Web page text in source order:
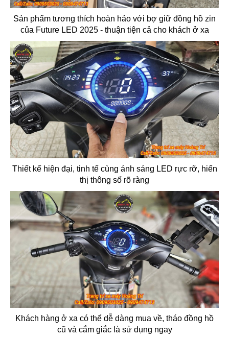
Sản phẩm tương thích hoàn hảo với bợ giữ đồng hồ zin
của Future LED 2025 - thuận tiện cả cho khách ở xa
Thiết kế hiện đại, tinh tế cùng ánh sáng LED rực rỡ, hiển
thị thông số rõ ràng
Khách hàng ở xa có thể dễ dàng mua về, tháo đồng hồ
cũ và cắm giắc là sử dụng ngay